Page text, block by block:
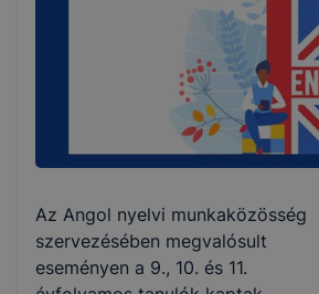
Az Angol nyelvi munkaközösség
szervezésében megvalósult
eseményen a 9., 10. és 11.